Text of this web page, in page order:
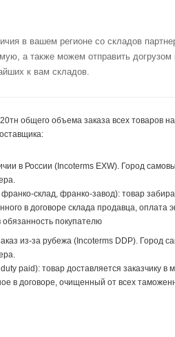
в вашем регионе со складов
а также можем отправить догрузом
к вам складов.
общего объема заказа всех товаров
в России (Incoterms EXW). Город
франко-склад, франко-завод): товар
в договоре склада продавца, оплата
покупателю
из-за рубежа (Incoterms DDP). Город
paid): товар доставляется заказчику в
в договоре, очищенный от всех